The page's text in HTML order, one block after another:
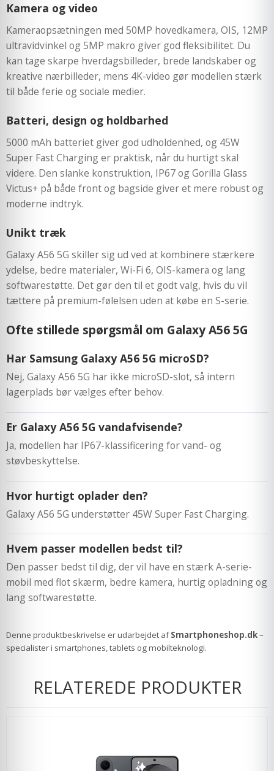
Kamera og video
Kameraopsætningen med 50MP hovedkamera, OIS, 12MP
ultravidvinkel og 5MP makro giver god fleksibilitet. Du
kan tage skarpe hverdagsbilleder, brede landskaber og
kreative nærbilleder, mens 4K-video gør modellen stærk
til både ferie og sociale medier.
Batteri, design og holdbarhed
5000 mAh batteriet giver god udholdenhed, og 45W
Super Fast Charging er praktisk, når du hurtigt skal
videre. Den slanke konstruktion, IP67 og Gorilla Glass
Victus+ på både front og bagside giver et mere robust og
moderne indtryk.
Unikt træk
Galaxy A56 5G skiller sig ud ved at kombinere stærkere
ydelse, bedre materialer, Wi-Fi 6, OIS-kamera og lang
softwarestøtte. Det gør den til et godt valg, hvis du vil
tættere på premium-følelsen uden at købe en S-serie.
Ofte stillede spørgsmål om Galaxy A56 5G
Har Samsung Galaxy A56 5G microSD?
Nej, Galaxy A56 5G har ikke microSD-slot, så intern
lagerplads bør vælges efter behov.
Er Galaxy A56 5G vandafvisende?
Ja, modellen har IP67-klassificering for vand- og
støvbeskyttelse.
Hvor hurtigt oplader den?
Galaxy A56 5G understøtter 45W Super Fast Charging.
Hvem passer modellen bedst til?
Den passer bedst til dig, der vil have en stærk A-serie-
mobil med flot skærm, bedre kamera, hurtig opladning og
lang softwarestøtte.
Denne produktbeskrivelse er udarbejdet afSmartphoneshop.dk–
specialister i smartphones, tablets og mobilteknologi.
RELATEREDE PRODUKTER